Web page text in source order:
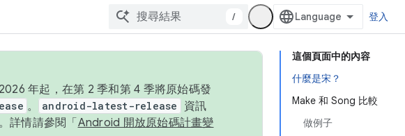
/ 登入
這個頁面中的內容
什麼是宋？
Make 和 Song 比較
做例子
年起，在第 2 季和第 4 季將原始碼發
。 android-latest-release
資訊
詳情請參閱「 Android 開放原始碼計畫變